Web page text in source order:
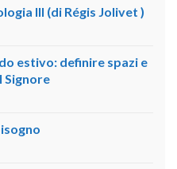
III (di Régis Jolivet )
estivo: definire spazi e
Signore